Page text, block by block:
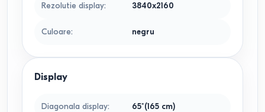
Rezolutie display: 3840x2160
Culoare: negru
Display
Diagonala display: 65"(165 cm)